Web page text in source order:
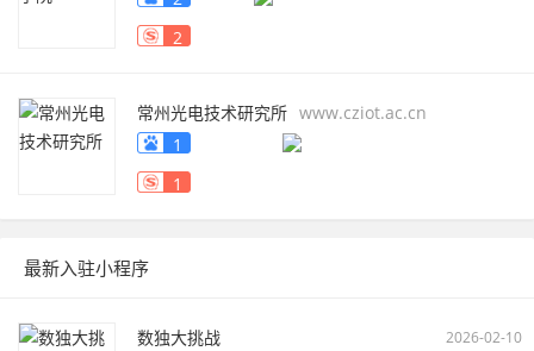
2
常州光电技术研究所 www.cziot.ac.cn
1
1
最新入驻小程序
数独大挑战
2026-02-10